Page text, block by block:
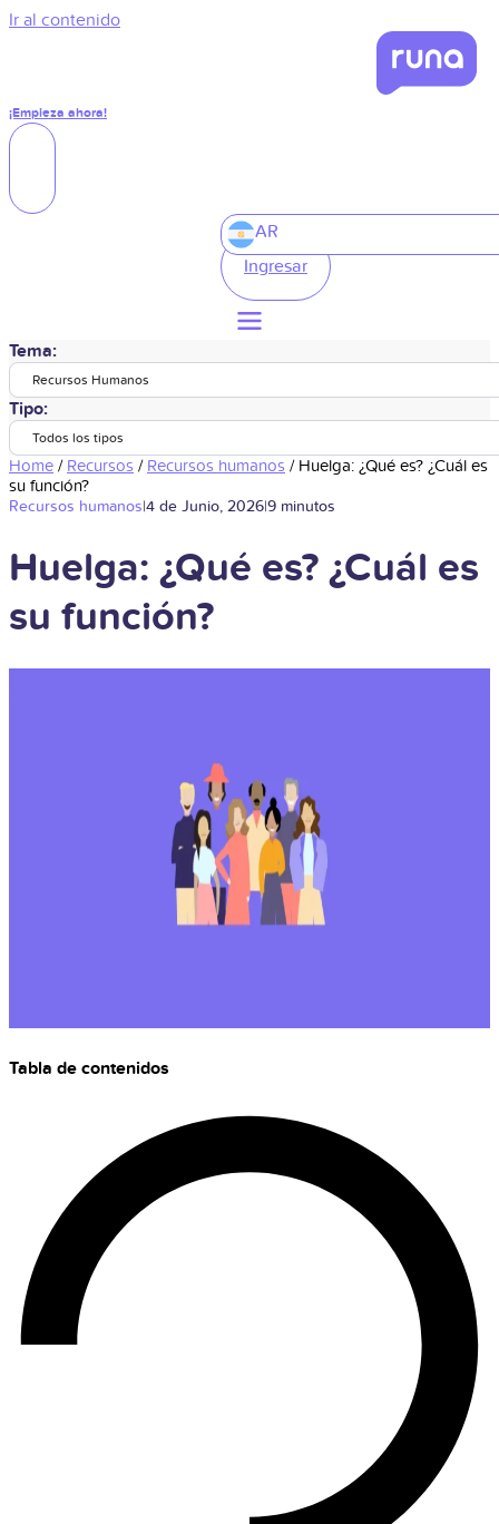
Ir al contenido
¡Empieza ahora!
AR
Ingresar
Tema:
Recursos Humanos
Tipo:
Todos los tipos
Home / Recursos / Recursos humanos / Huelga: ¿Qué es? ¿Cuál es
su función?
Recursos humanos|4 de Junio, 2026|9 minutos
Huelga: ¿Qué es? ¿Cuál es
su función?
Tabla de contenidos